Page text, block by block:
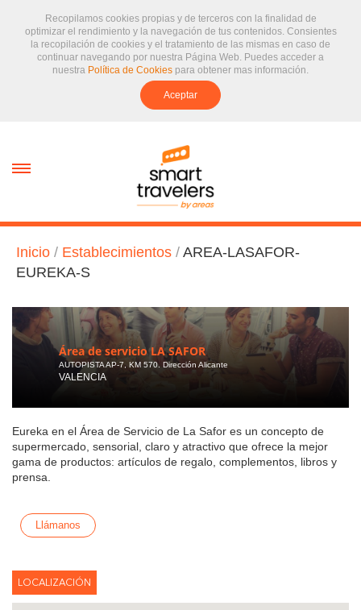
Recopilamos cookies propias y de terceros con la finalidad de
optimizar el rendimiento y la navegación de tus contenidos. Consientes
la recopilación de cookies y el tratamiento de las mismas en caso de
continuar navegando por nuestra Página Web. Puedes acceder a
nuestra Política de Cookies para obtener mas información.
Aceptar
Inicio / Establecimientos / AREA-LASAFOR-
EUREKA-S
Área de servicio LA SAFOR
AUTOPISTA AP-7, KM 570. Dirección Alicante
VALENCIA
Eureka en el Área de Servicio de La Safor es un concepto de
supermercado, sensorial, claro y atractivo que ofrece la mejor
gama de productos: artículos de regalo, complementos, libros y
prensa.
Llámanos
LOCALIZACIÓN